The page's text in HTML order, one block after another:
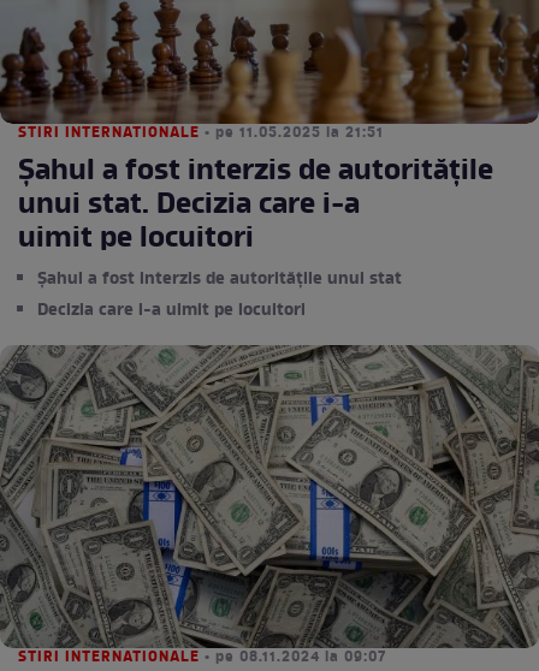
STIRI INTERNATIONALE • pe 11.05.2025 la 21:51
Șahul a fost interzis de autoritățile
unui stat. Decizia care i-a
uimit pe locuitori
Șahul a fost interzis de autoritățile unui stat
Decizia care i-a uimit pe locuitori
STIRI INTERNATIONALE • pe 08.11.2024 la 09:07